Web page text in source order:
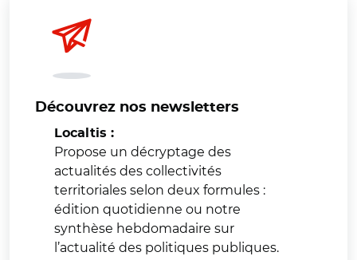
Découvrez nos newsletters
Localtis :
Propose un décryptage des
actualités des collectivités
territoriales selon deux formules :
édition quotidienne ou notre
synthèse hebdomadaire sur
l’actualité des politiques publiques.